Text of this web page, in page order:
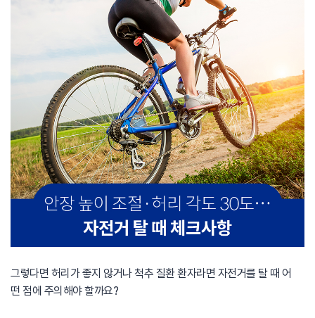
그렇다면 허리가 좋지 않거나 척추 질환 환자라면 자전거를 탈 때 어
떤 점에 주의해야 할까요?